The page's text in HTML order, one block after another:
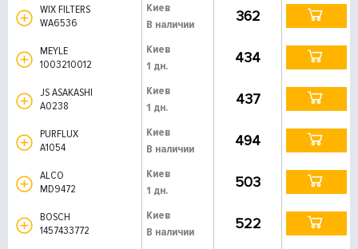
WIX FILTERS
WA6536
Киев
В наличии
362
MEYLE
1003210012
Киев
1 дн.
434
JS ASAKASHI
A0238
Киев
1 дн.
437
PURFLUX
A1054
Киев
В наличии
494
ALCO
MD9472
Киев
1 дн.
503
BOSCH
1457433772
Киев
В наличии
522